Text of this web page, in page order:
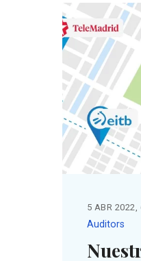
5 ABR 2022,
Auditors